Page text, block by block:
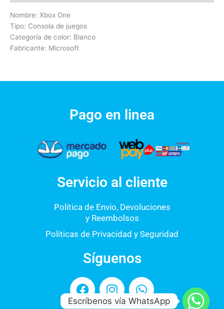
Nombre: Xbox One
Tipo: Consola de juegos
Categoría de color: Blanco
Fabricante: Microsoft
Pago en linea
Servicio al cliente
Política de Envío, Devoluciones
y Reembolsos
Políticas de Privacidad y Seguridad
Síguenos
F
a
I
n
W
h
Escríbenos vía WhatsApp